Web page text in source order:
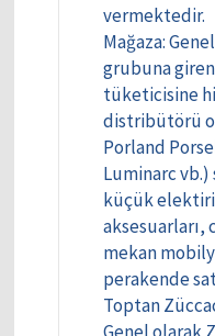
vermektedir.
Mağaza:
grubuna
tüketicisine
distribütörü
Porland
Luminarc vb.)
küçük
aksesuarları,
mekan
perakende
Toptan